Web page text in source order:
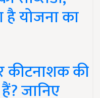
योजना का
कीटनाशक की
जानिए